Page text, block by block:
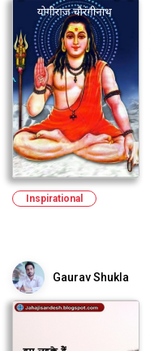
Inspirational
Gaurav Shukla